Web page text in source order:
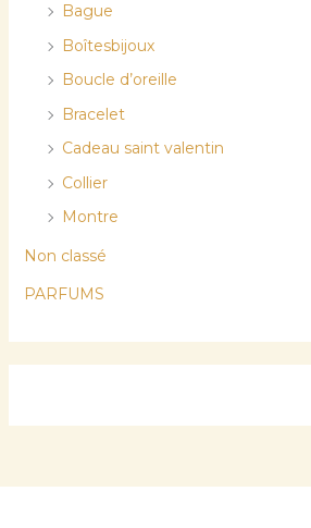
Bague
Boîtesbijoux
Boucle d’oreille
Bracelet
Cadeau saint valentin
Collier
Montre
Non classé
PARFUMS